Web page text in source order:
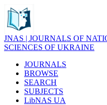
JNAS | JOURNALS OF
SCIENCES OF UKRAINE
JOURNALS
BROWSE
SEARCH
SUBJECTS
LibNAS UA